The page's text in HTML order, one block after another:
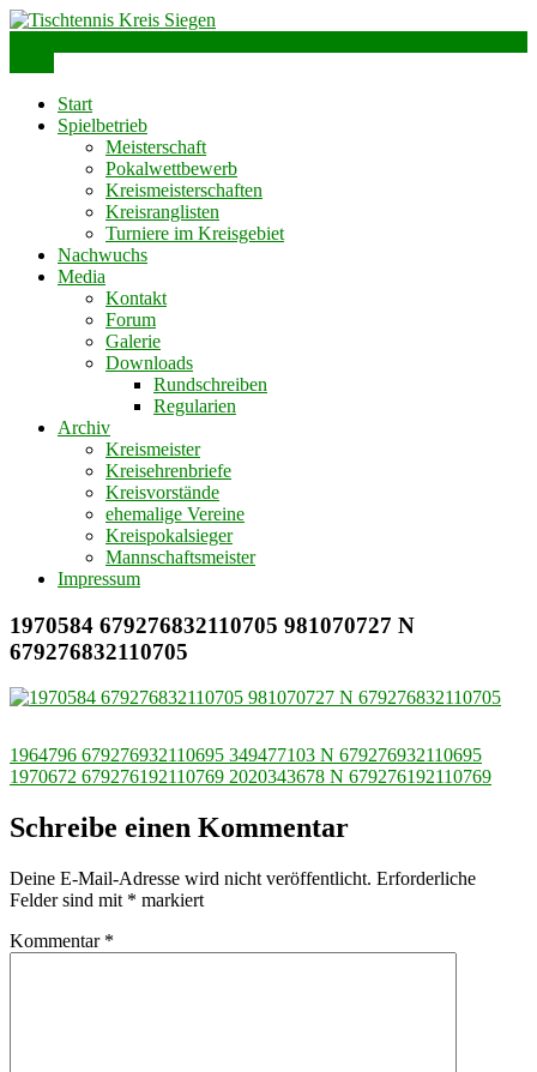
Skip
Tischtennis Kreis Siegen
Start
Spielbetrieb
Meisterschaft
Pokalwettbewerb
Kreismeisterschaften
Kreisranglisten
Turniere im Kreisgebiet
Nachwuchs
Media
Kontakt
Forum
Galerie
Downloads
Rundschreiben
Regularien
Archiv
Kreismeister
Kreisehrenbriefe
Kreisvorstände
ehemalige Vereine
Kreispokalsieger
Mannschaftsmeister
Impressum
1970584 679276832110705 981070727 N
679276832110705
Beitragsnavigation
1964796 679276932110695 349477103 N 679276932110695
1970672 679276192110769 2020343678 N 679276192110769
Schreibe einen Kommentar
Deine E-Mail-Adresse wird nicht veröffentlicht. Erforderliche
Felder sind mit * markiert
Kommentar *